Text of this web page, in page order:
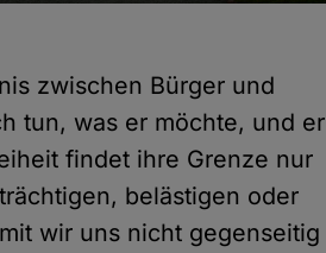
zwischen Bürger und
tun, was er möchte, und er
findet ihre Grenze nur
belästigen oder
wir uns nicht gegenseitig